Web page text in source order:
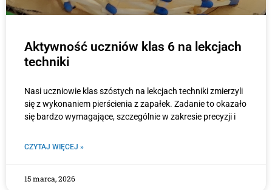
Aktywność uczniów klas 6 na lekcjach
techniki
Nasi uczniowie klas szóstych na lekcjach techniki zmierzyli
się z wykonaniem pierścienia z zapałek. Zadanie to okazało
się bardzo wymagające, szczególnie w zakresie precyzji i
CZYTAJ WIĘCEJ »
15 marca, 2026